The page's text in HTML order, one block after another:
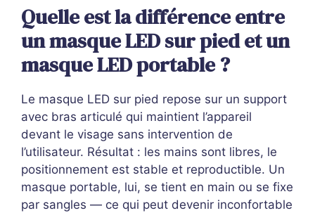
Quelle est la différence entre
un masque LED sur pied et un
masque LED portable ?
Le masque LED sur pied repose sur un support
avec bras articulé qui maintient l’appareil
devant le visage sans intervention de
l’utilisateur. Résultat : les mains sont libres, le
positionnement est stable et reproductible. Un
masque portable, lui, se tient en main ou se fixe
par sangles — ce qui peut devenir inconfortable